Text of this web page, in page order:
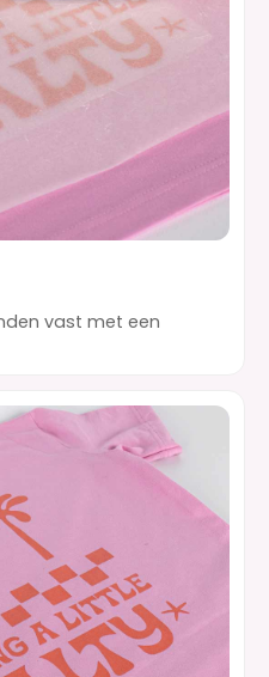
vast met een